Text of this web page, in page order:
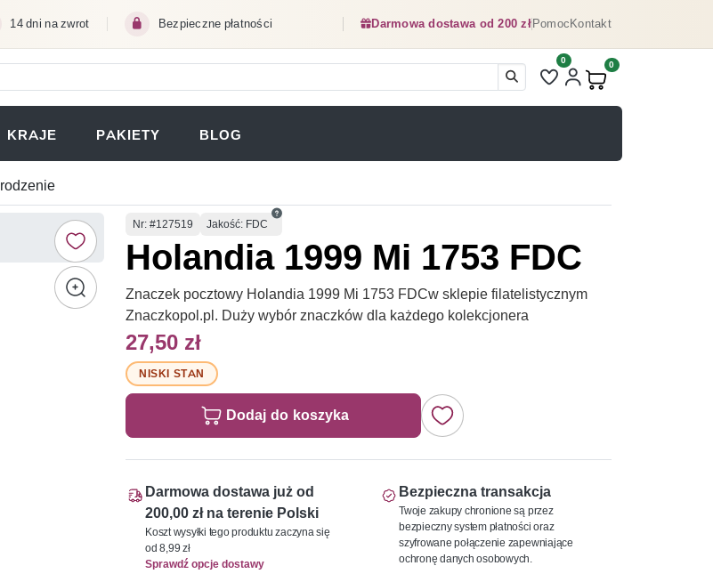
14 dni na zwrot Bezpieczne płatności Darmowa dostawa od 200 złPomocKontakt
Liczba pozycji na liście
0
Produkty w koszyku:
0
KARCIE)
KRAJE PAKIETY BLOG
Numer
Nr: #127519 Jakość: FDC
Holandia 1999 Mi 1753 FDC
Znaczek pocztowy Holandia 1999 Mi 1753 FDCw sklepie filatelistycznym
Znaczkopol.pl. Duży wybór znaczków dla każdego kolekcjonera
27,50 zł
NISKI STAN
Dodaj do koszyka
Darmowa dostawa już od
200,00 zł na terenie Polski
Koszt wysyłki tego produktu zaczyna się
od 8,99 zł
Sprawdź opcje dostawy
Bezpieczna transakcja
Twoje zakupy chronione są przez
bezpieczny system płatności oraz
szyfrowane połączenie zapewniające
ochronę danych osobowych.